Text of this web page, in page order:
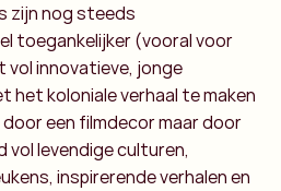
zijn nog steeds
toegankelijker (vooral voor
vol innovatieve, jonge
het koloniale verhaal te maken
een filmdecor maar door
vol levendige culturen,
inspirerende verhalen en